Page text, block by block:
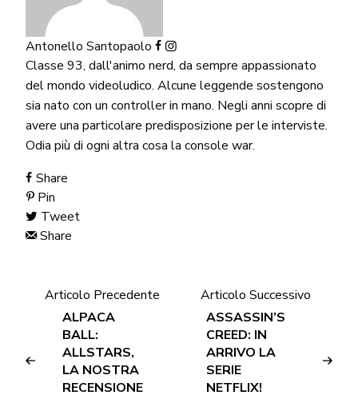
Antonello Santopaolo
Classe 93, dall'animo nerd, da sempre appassionato
del mondo videoludico. Alcune leggende sostengono
sia nato con un controller in mano. Negli anni scopre di
avere una particolare predisposizione per le interviste.
Odia più di ogni altra cosa la console war.
Share
Pin
Tweet
Share
Articolo Precedente
ALPACA
BALL:
ALLSTARS,
LA NOSTRA
RECENSIONE
Articolo Successivo
ASSASSIN’S
CREED: IN
ARRIVO LA
SERIE
NETFLIX!